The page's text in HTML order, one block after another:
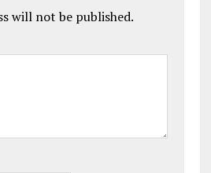
will not be published.